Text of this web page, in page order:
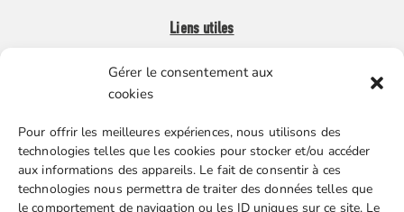
Gérer le consentement aux
cookies
Pour offrir les meilleures expériences, nous utilisons des
technologies telles que les cookies pour stocker et/ou accéder
aux informations des appareils. Le fait de consentir à ces
technologies nous permettra de traiter des données telles que
le comportement de navigation ou les ID uniques sur ce site. Le
Liens utiles
Boutique en ligne
Nos partenaires
Gestion des cookies